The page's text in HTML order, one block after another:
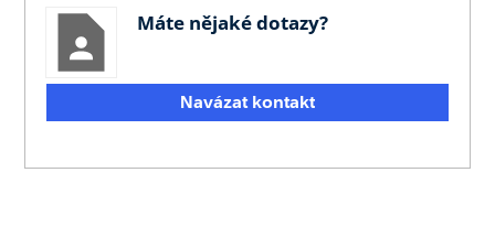
Máte nějaké dotazy?
Navázat kontakt